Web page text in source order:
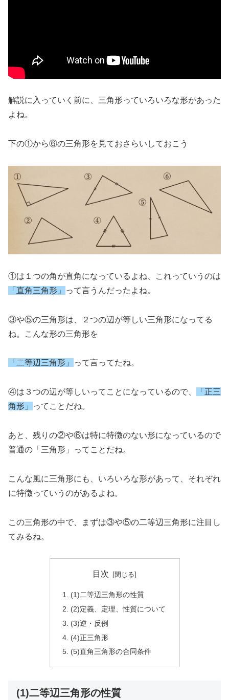
解説に入っていく前に、三角形っていろいろな形があった
よね。
下の①から⑥の三角形を見ておさらいしておこう
①は１つの角が直角になっているよね、これっていうのは
「直角三角形」
って言うんだったよね。
③や⑤の三角形は、２つの辺が等しい三角形になってる
ね。こんな形の三角形を
「二等辺三角形」 って言ってたね。
④は３つの辺が等しいってことになっているので、
「正三
角形」
ってことだね。
あと、残りの②や⑥は特に特徴のない形になっているので
普通の「三角形」ってことだね。
こんな風に三角形にも、いろいろな形があって、それぞれ
に特徴っていうのがあるよね。
この三角形の中で、まずは③や⑤の二等辺三角形に注目し
てみるね。
目次
(1)二等辺三角形の性質
(2)定義、定理、性質について
(3)逆・反例
(4)正三角形
(5)直角三角形の合同条件
(1)二等辺三角形の性質